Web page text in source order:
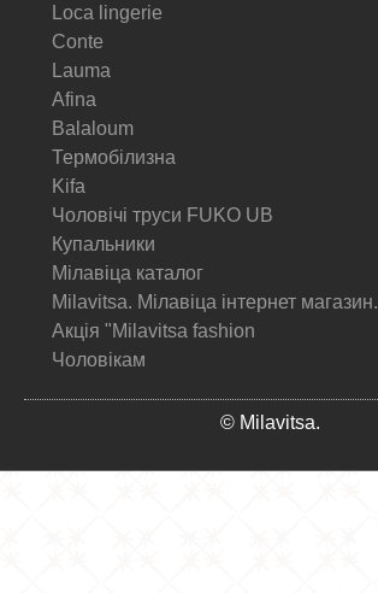
Loca lingerie
Conte
Lauma
Afina
Balaloum
Термобілизна
Kifa
Чоловічі труси FUKO UB
Купальники
Мілавіца каталог
Milavitsa. Мілавіца інтернет магазин.
Акція "Milavitsa fashion
Чоловікам
© Milavitsa.